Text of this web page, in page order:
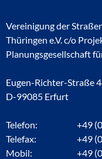
Vereinigung der
Thüringen e.V. c/o
Planungsgesellschaft
Eugen-Richter-Straße
D-99085 Erfurt
Telefon:
+49
Telefax:
+49
Mobil:
+49